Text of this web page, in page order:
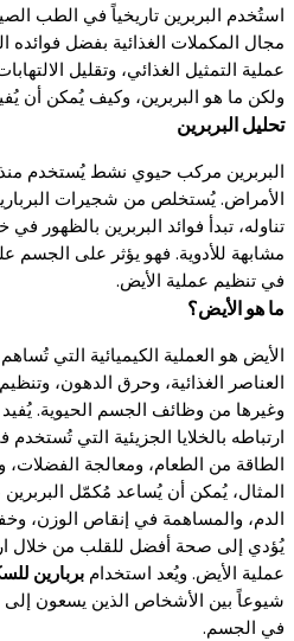
استُخدم البربرين تاريخياً في الطب
مجال المكملات الغذائية بفضل فوائده
عملية التمثيل الغذائي، وتقليل
ولكن ما هو البربرين، وكيف يُمكن أن
تحليل البربرين
البربرين مركب حيوي نشط يُستخدم منذ
الأمراض. يُستخلص من شجيرات
تناوله، تبدأ فوائد البربرين بالظهور
مشابهة للأدوية. فهو يؤثر على الجسم
في تنظيم عملية الأيض.
ما هو الأيض؟
الأيض هو العملية الكيميائية التي
العناصر الغذائية، وحرق الدهون،
وغيرها من وظائف الجسم الحيوية.
ارتباطه بالخلايا الجزيئية التي
الطاقة من الطعام، ومعالجة
المثال، يُمكن أن يُساعد مُكمّل
الدم، والمساهمة في إنقاص الوزن،
يُؤدي إلى صحة أفضل للقلب من خلال
عملية الأيض. ويُعد استخدام بربارين
شيوعاً بين الأشخاص الذين يسعون
في الجسم.